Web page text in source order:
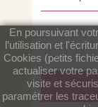
En poursuivant
l’utilisation et
Cookies (petits
actualiser votre
visite et
paramétrer les